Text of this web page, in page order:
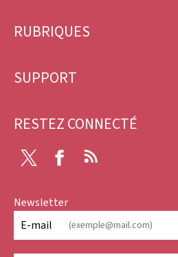
Pied
page
RUBRIQUES
SUPPORT
RESTEZ CONNECTÉ
Twitter Facebook
Newsletter
E-mail